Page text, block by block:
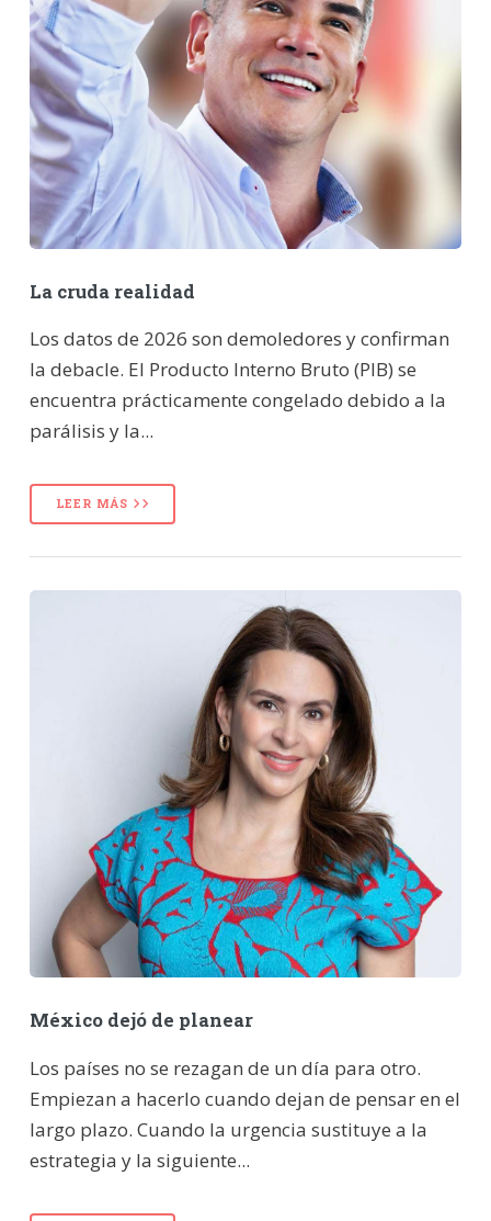
La cruda realidad
Los datos de 2026 son demoledores y confirman
la debacle. El Producto Interno Bruto (PIB) se
encuentra prácticamente congelado debido a la
parálisis y la...
LEER MÁS
México dejó de planear
Los países no se rezagan de un día para otro.
Empiezan a hacerlo cuando dejan de pensar en el
largo plazo. Cuando la urgencia sustituye a la
estrategia y la siguiente...